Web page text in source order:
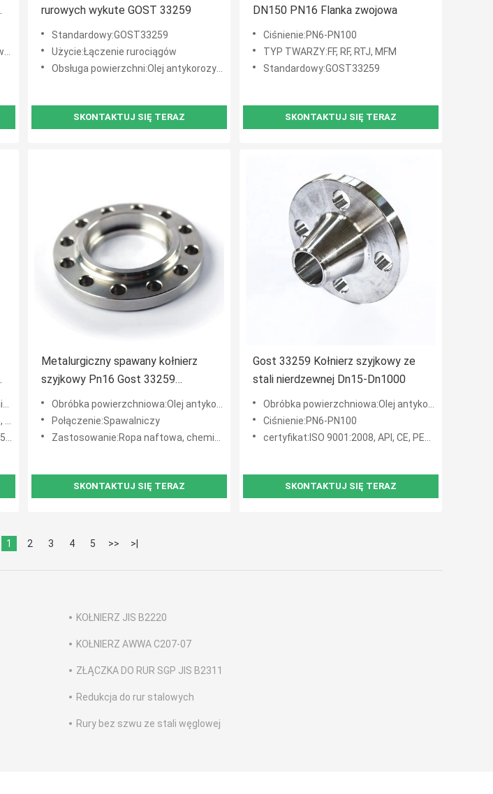
rurowych wykute GOST 33259
Standardowy:GOST33259
Użycie:Łączenie rurociągów
Obsługa powierzchni:Olej antykorozyjny, czarna farba, żółta farba, ocynkowane ogniowo
SKONTAKTUJ SIĘ TERAZ
DN150 PN16 Flanka zwojowa
Ciśnienie:PN6-PN100
TYP TWARZY:FF, RF, RTJ, MFM
Standardowy:GOST33259
SKONTAKTUJ SIĘ TERAZ
Metalurgiczny spawany kołnierz
szyjkowy Pn16 Gost 33259
Podniesiony kołnierz szyjkowy
Obróbka powierzchniowa:Olej antykorozyjny, czarna farba, żółta farba, ocynkowane ogniowo
Połączenie:Spawalniczy
Zastosowanie:Ropa naftowa, chemia, energetyka, gaz, metalurgia, przemysł stoczniowy, budownictwo itp.
SKONTAKTUJ SIĘ TERAZ
Gost 33259 Kołnierz szyjkowy ze
stali nierdzewnej Dn15-Dn1000
Obróbka powierzchniowa:Olej antykorozyjny, czarna farba, żółta farba, ocynkowane ogniowo
Ciśnienie:PN6-PN100
certyfikat:ISO 9001:2008, API, CE, PED, DNV, GL, LR, BV, ABS itp.
SKONTAKTUJ SIĘ TERAZ
1 2 3 4 5 >> >|
KOŁNIERZ JIS B2220
KOŁNIERZ AWWA C207-07
ZŁĄCZKA DO RUR SGP JIS B2311
Redukcja do rur stalowych
Rury bez szwu ze stali węglowej